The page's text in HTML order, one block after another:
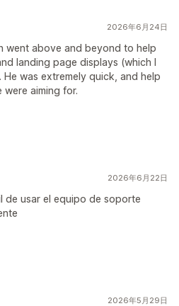
2026年6月24日
went above and beyond to help
landing page displays (which I
was extremely quick, and help
were aiming for.
2026年6月22日
de usar el equipo de soporte
2026年5月29日